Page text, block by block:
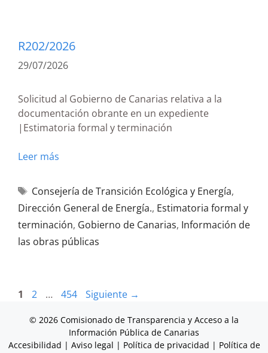
R202/2026
29/07/2026
Solicitud al Gobierno de Canarias relativa a la
documentación obrante en un expediente
|Estimatoria formal y terminación
Leer más
Consejería de Transición Ecológica y Energía,
Dirección General de Energía., Estimatoria formal y
terminación, Gobierno de Canarias, Información de
las obras públicas
1 2 … 454 Siguiente →
© 2026 Comisionado de Transparencia y Acceso a la
Información Pública de Canarias
Accesibilidad | Aviso legal | Política de privacidad | Política de